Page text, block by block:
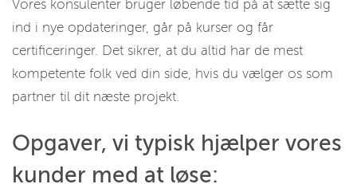
Vores konsulenter bruger løbende tid på at sætte sig
ind i nye opdateringer, går på kurser og får
certificeringer. Det sikrer, at du altid har de mest
kompetente folk ved din side, hvis du vælger os som
partner til dit næste projekt.
Opgaver, vi typisk hjælper vores
kunder med at løse: